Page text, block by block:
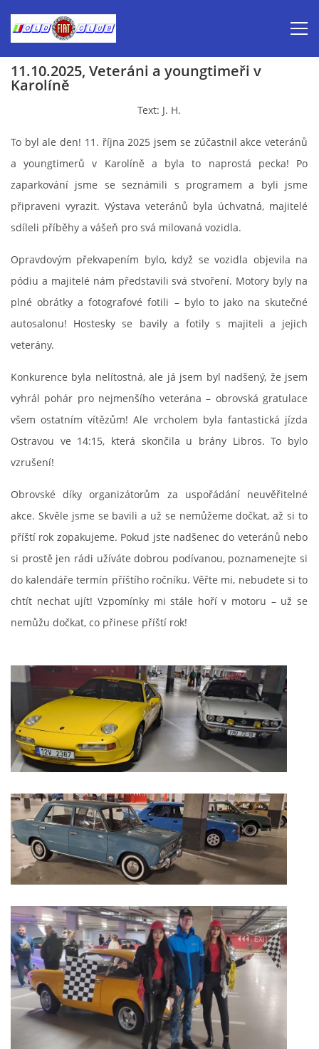
Úvod
Aktuálně-pozvánky
Kalendář veteránských akcí 2026
Prvomájová jízda 2026
Old Fiat Club historie
Zajímavé nápady, nebo jen rady??
Benzín - Čas bioblaženosti přichází
Moderní nafta
Stanovy Old Fiat Clubu, z. s.
oldfiatclub@seznam.cz |RSS
11.10.2025, Veteráni a youngtimeři v
Karolíně
Text: J. H.
To byl ale den! 11. října 2025 jsem se zúčastnil akce veteránů
a youngtimerů v Karolíně a byla to naprostá pecka! Po
zaparkování jsme se seznámili s programem a byli jsme
připraveni vyrazit. Výstava veteránů byla úchvatná, majitelé
sdíleli příběhy a vášeň pro svá milovaná vozidla.
Opravdovým překvapením bylo, když se vozidla objevila na
pódiu a majitelé nám představili svá stvoření. Motory byly na
plné obrátky a fotografové fotili – bylo to jako na skutečné
autosalonu! Hostesky se bavily a fotily s majiteli a jejich
veterány.
Konkurence byla nelítostná, ale já jsem byl nadšený, že jsem
vyhrál pohár pro nejmenšího veterána – obrovská gratulace
všem ostatním vítězům! Ale vrcholem byla fantastická jízda
Ostravou ve 14:15, která skončila u brány Libros. To bylo
vzrušení!
Obrovské díky organizátorům za uspořádání neuvěřitelné
akce. Skvěle jsme se bavili a už se nemůžeme dočkat, až si to
příští rok zopakujeme. Pokud jste nadšenec do veteránů nebo
si prostě jen rádi užíváte dobrou podívanou, poznamenejte si
do kalendáře termín příštího ročníku. Věřte mi, nebudete si to
chtít nechat ujít! Vzpomínky mi stále hoří v motoru – už se
nemůžu dočkat, co přinese příští rok!